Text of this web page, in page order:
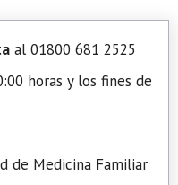
al 01800 681 2525
horas y los fines de
de Medicina Familiar